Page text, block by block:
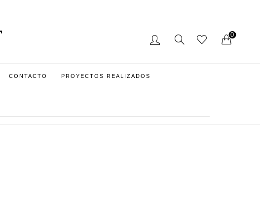
0
CONTACTO PROYECTOS REALIZADOS